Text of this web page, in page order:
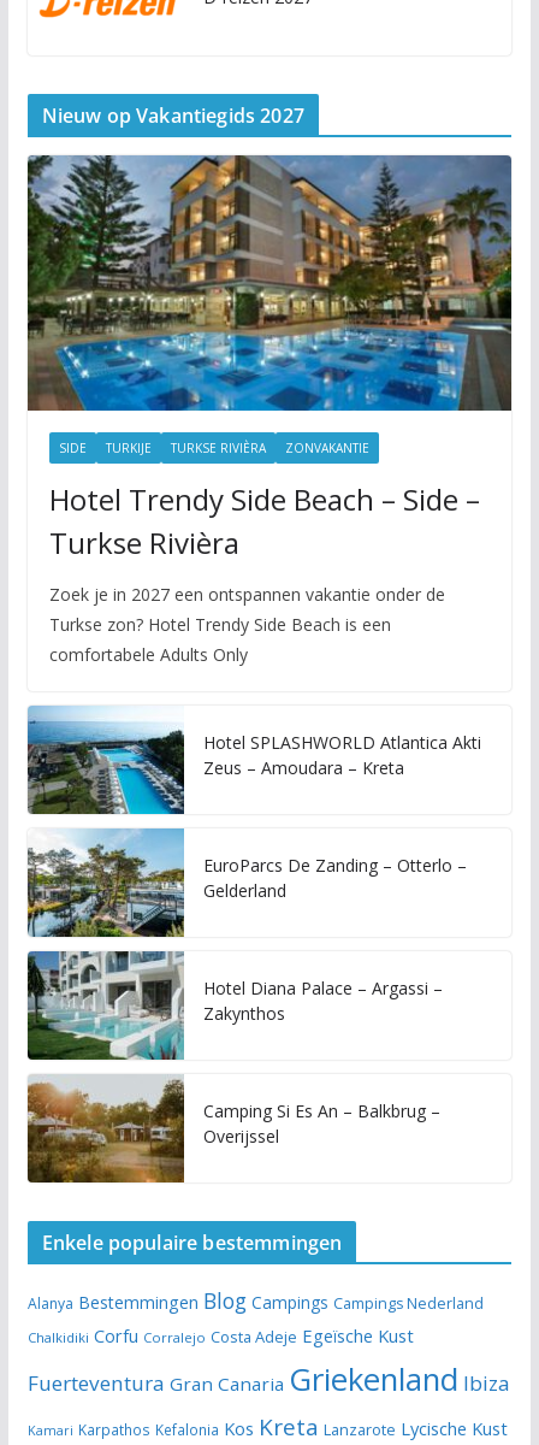
Nieuw op Vakantiegids 2027
SIDE TURKIJE TURKSE RIVIÈRA ZONVAKANTIE
Hotel Trendy Side Beach – Side –
Turkse Rivièra
Zoek je in 2027 een ontspannen vakantie onder de
Turkse zon? Hotel Trendy Side Beach is een
comfortabele Adults Only
Hotel SPLASHWORLD Atlantica Akti
Zeus – Amoudara – Kreta
EuroParcs De Zanding – Otterlo –
Gelderland
Hotel Diana Palace – Argassi –
Zakynthos
Camping Si Es An – Balkbrug –
Overijssel
Enkele populaire bestemmingen
Alanya Bestemmingen Blog Campings Campings Nederland
Chalkidiki Corfu Corralejo Costa Adeje Egeïsche Kust
Fuerteventura Gran Canaria Griekenland Ibiza
Kamari Karpathos Kefalonia Kos Kreta Lanzarote Lycische Kust